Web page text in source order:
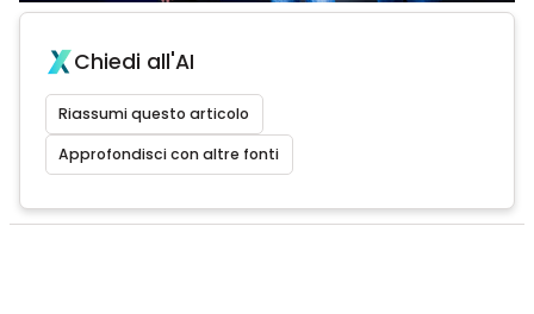
Chiedi all'AI
Riassumi questo articolo
Approfondisci con altre fonti